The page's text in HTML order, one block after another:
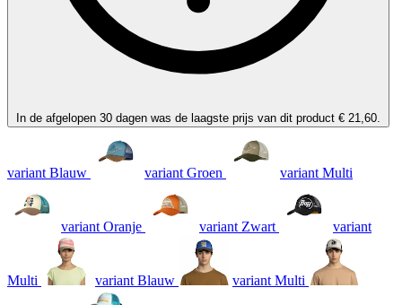
In de afgelopen 30 dagen was de laagste prijs van dit product € 21,60.
variant Blauw variant Groen variant Multi
variant Oranje variant Zwart variant
Multi variant Blauw variant Multi